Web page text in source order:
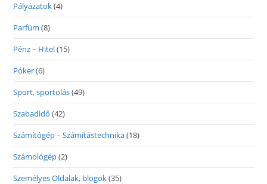
Pályázatok(4)
Parfüm (8)
Pénz – Hitel(15)
Póker(6)
Sport, sportolás(49)
Szabadidő (42)
Számítógép – Számítástechnika(18)
Számológép(2)
Személyes Oldalak, blogok(35)